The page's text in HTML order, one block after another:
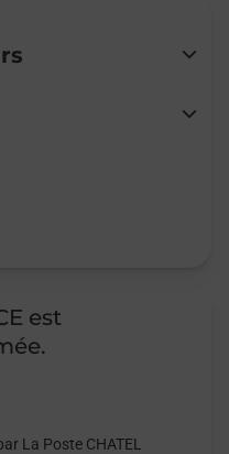
est
La Poste CHATEL